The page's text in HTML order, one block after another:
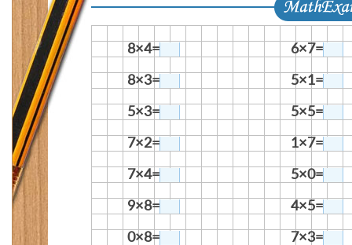
8×4=
6×7=
8×3=
5×1=
5×3=
5×5=
7×2=
1×7=
7×4=
5×0=
9×8=
4×5=
0×8=
7×3=